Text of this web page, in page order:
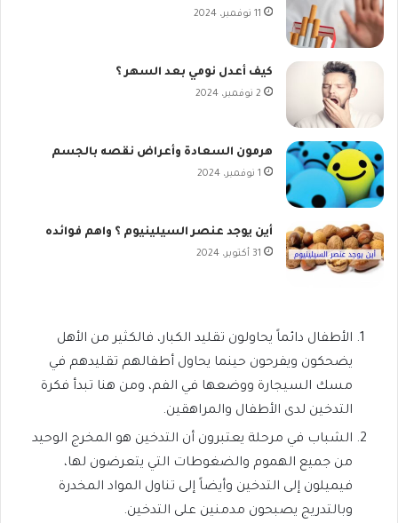
11 نوفمبر، 2024
كيف أعدل نومي بعد السهر ؟
2 نوفمبر، 2024
هرمون السعادة وأعراض نقصه بالجسم
1 نوفمبر، 2024
أين يوجد عنصر السيلينيوم ؟ واهم فوائده
31 أكتوبر، 2024
الأطفال دائماً يحاولون تقليد الكبار، فالكثير من الأهل
يضحكون ويفرحون حينما يحاول أطفالهم تقليدهم في
مسك السيجارة ووضعها في الفم، ومن هنا تبدأ فكرة
التدخين لدى الأطفال والمراهقين.
الشباب في مرحلة يعتبرون أن التدخين هو المخرج الوحيد
من جميع الهموم والضغوطات التي يتعرضون لها،
فيميلون إلى التدخين وأيضاً إلى تناول المواد المخدرة
وبالتدريج يصبحون مدمنين على التدخين.